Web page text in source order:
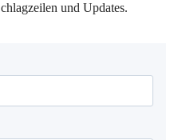
und Updates.